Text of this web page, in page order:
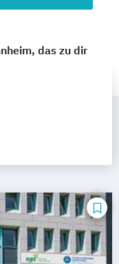
das zu dir